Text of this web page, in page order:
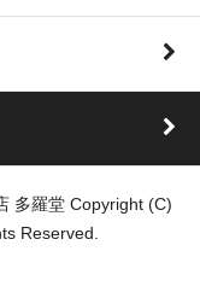
多羅堂 Copyright (C)
Reserved.